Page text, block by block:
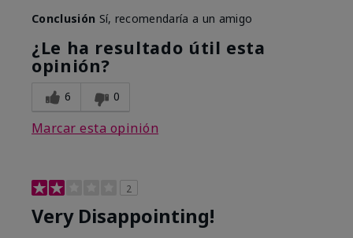
Conclusión Sí, recomendaría a un amigo
¿Le ha resultado útil esta
opinión?
6 0
Marcar esta opinión
2
Very Disappointing!